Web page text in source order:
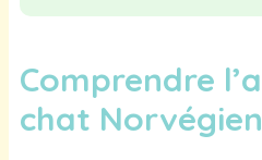
Comprendre
chat Norvégien